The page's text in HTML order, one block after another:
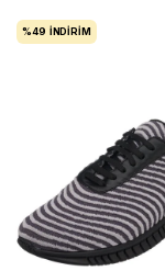
%49 İNDIRIM